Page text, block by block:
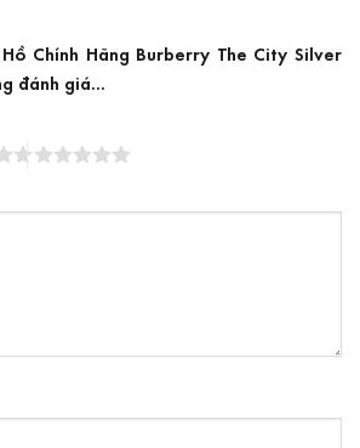
Chính Hãng Burberry The City Silver
đánh giá...